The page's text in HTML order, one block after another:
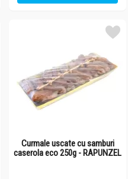
Curmale uscate cu samburi
caserola eco 250g - RAPUNZEL